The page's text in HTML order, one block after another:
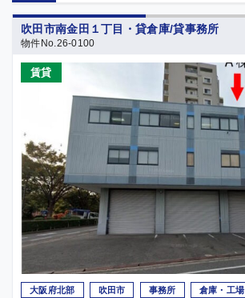
吹田市南金田１丁目・貸倉庫/貸事務所
物件No.26-0100
賃貸
大阪府北部 吹田市 事務所 倉庫・工場